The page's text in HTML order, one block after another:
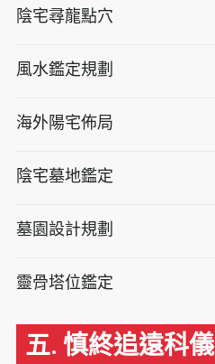
陰宅尋龍點穴
風水鑑定規劃
海外陽宅佈局
陰宅墓地鑑定
墓園設計規劃
靈骨塔位鑑定
五. 慎終追遠科儀